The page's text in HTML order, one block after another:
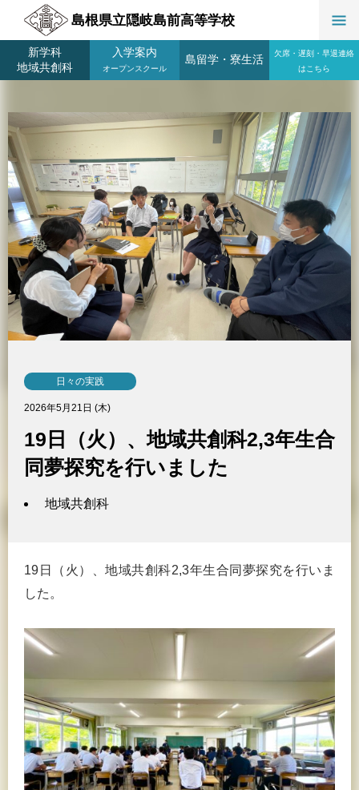
島根県立隠岐島前高等学校
新学科
地域共創科
入学案内
オープンスクール
島留学 ・ 寮生活
欠席・遅刻・早退連絡
はこちら
日々の実践
2026年5月21日 (木)
19日（火）、地域共創科2,3年生合
同夢探究を行いました
地域共創科
19日（火）、地域共創科2,3年生合同夢探究を行いま
した。